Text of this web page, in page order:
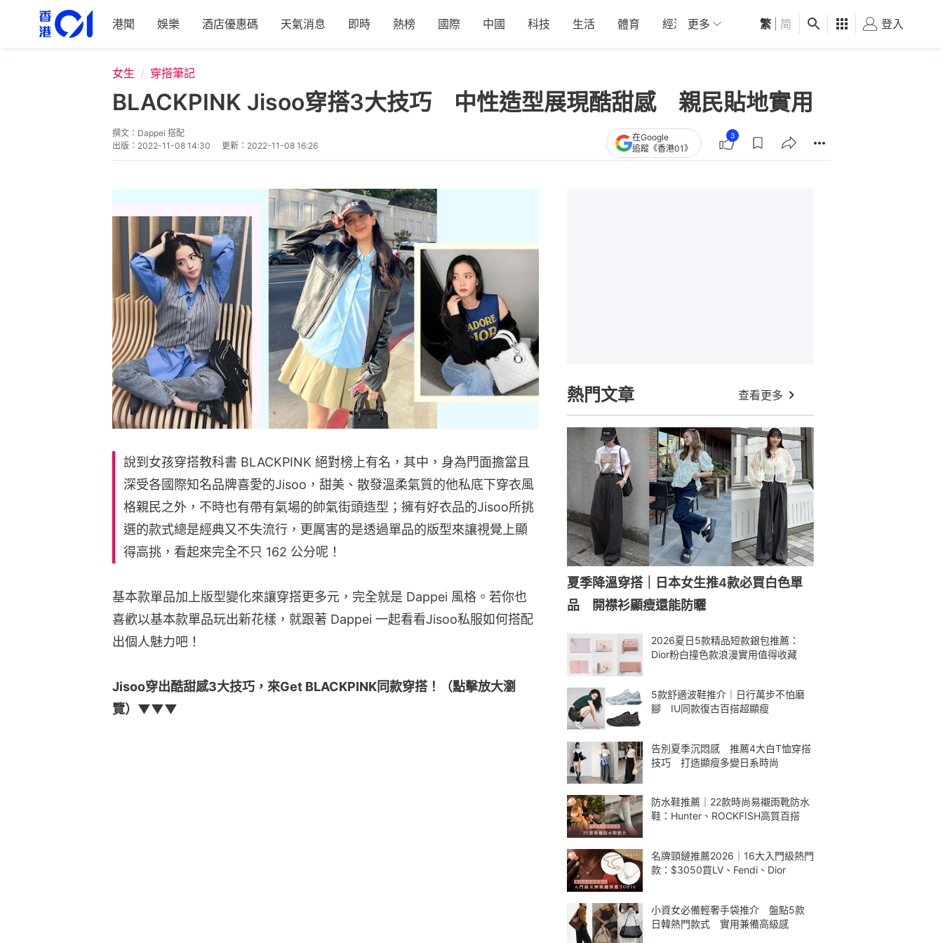
港聞 娛樂 酒店優惠碼 天氣消息 即時 熱榜 國際 中國 科技 生活 體育 經濟 01深圳 觀點 健康 好食玩飛
更多 繁 简 登入
女生 穿搭筆記
BLACKPINK Jisoo穿搭3大技巧 中性造型展現酷甜感 親民貼地實用
撰文： Dappei 搭配
出版： 2022-11-08 14:30 更新： 2022-11-08 16:26
在Google
追蹤《香港01》
3
說到女孩穿搭教科書 BLACKPINK 絕對榜上有名，其中，身為門面擔當且
深受各國際知名品牌喜愛的Jisoo，甜美、散發溫柔氣質的他私底下穿衣風
格親民之外，不時也有帶有氣場的帥氣街頭造型；擁有好衣品的Jisoo所挑
選的款式總是經典又不失流行，更厲害的是透過單品的版型來讓視覺上顯
得高挑，看起來完全不只 162 公分呢！
基本款單品加上版型變化來讓穿搭更多元，完全就是 Dappei 風格。若你也
喜歡以基本款單品玩出新花樣，就跟著 Dappei 一起看看Jisoo私服如何搭配
出個人魅力吧！
Jisoo穿出酷甜感3大技巧，來Get BLACKPINK同款穿搭！（點擊放大瀏
覽）▼▼▼
熱門文章 查看更多
夏季降溫穿搭｜日本女生推4款必買白色單
品 開襟衫顯瘦還能防曬
2026夏日5款精品短款銀包推薦：
Dior粉白撞色款浪漫實用值得收藏
5款舒適波鞋推介｜日行萬步不怕磨
腳 IU同款復古百搭超顯瘦
告別夏季沉悶感 推薦4大白T恤穿搭
技巧 打造顯瘦多變日系時尚
防水鞋推薦｜22款時尚易襯雨靴防水
鞋：Hunter、ROCKFISH高質百搭
名牌頸鏈推薦2026｜16大入門級熱門
款：$3050買LV、Fendi、Dior
小資女必備輕奢手袋推介 盤點5款
日韓熱門款式 實用兼備高級感